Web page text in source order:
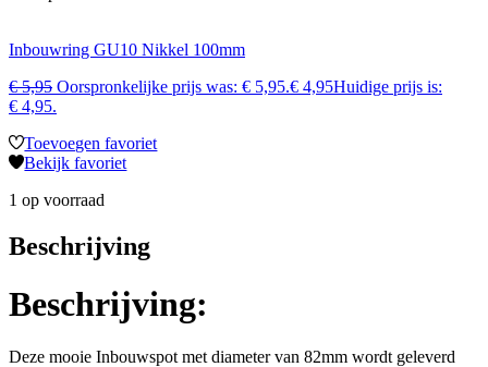
Inbouwring GU10 Nikkel 100mm
€5,95 Oorspronkelijke prijs was: € 5,95.€ 4,95Huidige prijs is:
€ 4,95.
Toevoegen favoriet
Bekijk favoriet
1 op voorraad
Beschrijving
Beschrijving:
Deze mooie Inbouwspot met diameter van 82mm wordt geleverd